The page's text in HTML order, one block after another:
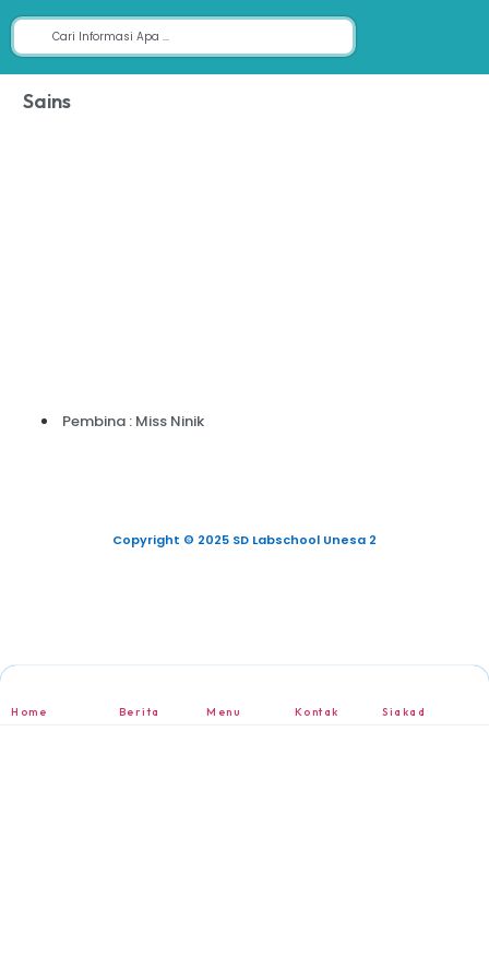
Sains
Pembina : Miss Ninik
Copyright © 2025 SD Labschool Unesa 2
Home Berita Menu Kontak Siakad